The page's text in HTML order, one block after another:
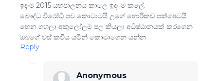
ඉදංම 2015 යහපාලනය කාලෙ ඉදං ම කලේ.
බෞද්ධ විරෝධි පච කොටාටයි උගේ හොරිකඩ පක්ෂෙටයි
හෙන ගහලා අකුලෝලම පල කියලා අධිෂ්ඨානයක් කරගෙන
ඔබගේ වස් කවිය යටින් කොටාගෙන යන්න
Reply
Anonymous